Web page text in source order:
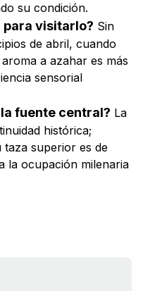
su condición.
para visitarlo? Sin
de abril, cuando
a azahar es más
sensorial
fuente central? La
histórica;
taza superior es de
la ocupación milenaria